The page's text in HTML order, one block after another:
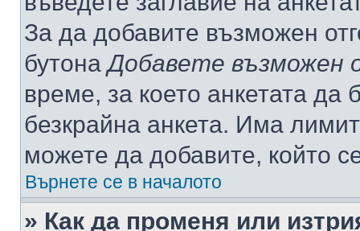
За да добавите възможен
бутонаДобавете възможен
време, за което анкетата да
безкрайна анкета. Има
можете да добавите, който
Върнете се в началото
» Как да променя или